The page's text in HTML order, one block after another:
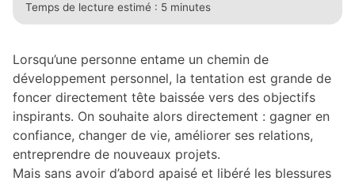
Temps de lecture estimé : 5 minutes
Lorsqu’une personne entame un chemin de
développement personnel, la tentation est grande de
foncer directement tête baissée vers des objectifs
inspirants. On souhaite alors directement : gagner en
confiance, changer de vie, améliorer ses relations,
entreprendre de nouveaux projets.
Mais sans avoir d’abord apaisé et libéré les blessures